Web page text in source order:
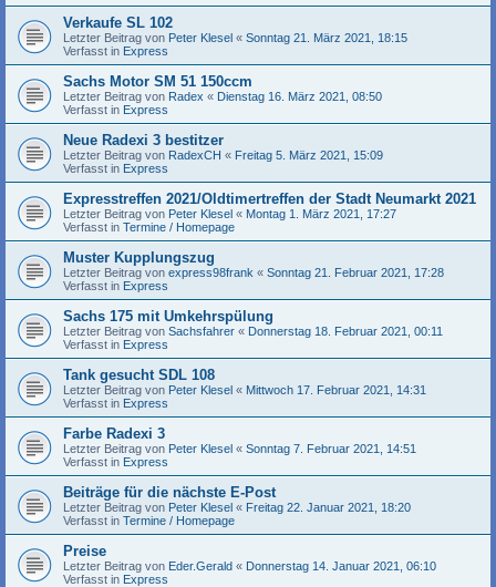
Verkaufe SL 102
Letzter Beitrag von Peter Klesel « Sonntag 21. März 2021, 18:15
Verfasst in Express
Sachs Motor SM 51 150ccm
Letzter Beitrag von Radex « Dienstag 16. März 2021, 08:50
Verfasst in Express
Neue Radexi 3 bestitzer
Letzter Beitrag von RadexCH « Freitag 5. März 2021, 15:09
Verfasst in Express
Expresstreffen 2021/Oldtimertreffen der Stadt Neumarkt 2021
Letzter Beitrag von Peter Klesel « Montag 1. März 2021, 17:27
Verfasst in Termine / Homepage
Muster Kupplungszug
Letzter Beitrag von express98frank « Sonntag 21. Februar 2021, 17:28
Verfasst in Express
Sachs 175 mit Umkehrspülung
Letzter Beitrag von Sachsfahrer « Donnerstag 18. Februar 2021, 00:11
Verfasst in Express
Tank gesucht SDL 108
Letzter Beitrag von Peter Klesel « Mittwoch 17. Februar 2021, 14:31
Verfasst in Express
Farbe Radexi 3
Letzter Beitrag von Peter Klesel « Sonntag 7. Februar 2021, 14:51
Verfasst in Express
Beiträge für die nächste E-Post
Letzter Beitrag von Peter Klesel « Freitag 22. Januar 2021, 18:20
Verfasst in Termine / Homepage
Preise
Letzter Beitrag von Eder.Gerald « Donnerstag 14. Januar 2021, 06:10
Verfasst in Express